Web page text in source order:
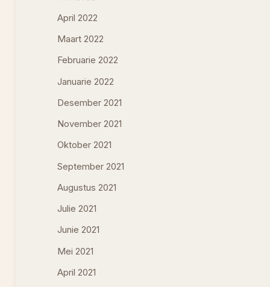
April 2022
Maart 2022
Februarie 2022
Januarie 2022
Desember 2021
November 2021
Oktober 2021
September 2021
Augustus 2021
Julie 2021
Junie 2021
Mei 2021
April 2021